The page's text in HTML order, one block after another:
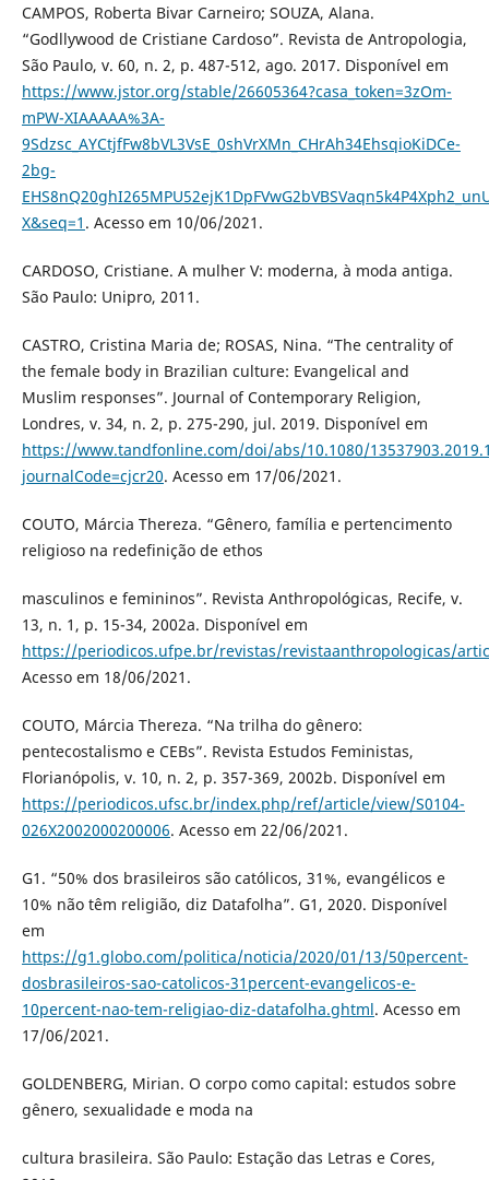
CAMPOS, Roberta Bivar Carneiro; SOUZA, Alana.
“Godllywood de Cristiane Cardoso”. Revista de Antropologia,
São Paulo, v. 60, n. 2, p. 487-512, ago. 2017. Disponível em
https://www.jstor.org/stable/26605364?casa_token=3zOm-
mPW-XIAAAAA%3A-
9Sdzsc_AYCtjfFw8bVL3VsE_0shVrXMn_CHrAh34EhsqioKiDCe-
2bg-
X&seq=1 . Acesso em 10/06/2021.
CARDOSO, Cristiane. A mulher V: moderna, à moda antiga.
São Paulo: Unipro, 2011.
CASTRO, Cristina Maria de; ROSAS, Nina. “The centrality of
the female body in Brazilian culture: Evangelical and
Muslim responses”. Journal of Contemporary Religion,
Londres, v. 34, n. 2, p. 275-290, jul. 2019. Disponível em
https://www.tandfonline.com/doi/abs/10.1080/
journalCode=cjcr20. Acesso em 17/06/2021.
COUTO, Márcia Thereza. “Gênero, família e pertencimento
religioso na redefinição de ethos
masculinos e femininos”. Revista Anthropológicas, Recife, v.
13, n. 1, p. 15-34, 2002a. Disponível em
https://periodicos.ufpe.br/revistas/revistaanthropologicas/
Acesso em 18/06/2021.
COUTO, Márcia Thereza. “Na trilha do gênero:
pentecostalismo e CEBs”. Revista Estudos Feministas,
Florianópolis, v. 10, n. 2, p. 357-369, 2002b. Disponível em
https://periodicos.ufsc.br/index.php/ref/article/view/S0104-
026X2002000200006. Acesso em 22/06/2021.
G1. “50% dos brasileiros são católicos, 31%, evangélicos e
10% não têm religião, diz Datafolha”. G1, 2020. Disponível
em
https://g1.globo.com/politica/noticia/2020/01/13/50percent-
dosbrasileiros-sao-catolicos-31percent-evangelicos-e-
10percent-nao-tem-religiao-diz-datafolha.ghtml. Acesso em
17/06/2021.
GOLDENBERG, Mirian. O corpo como capital: estudos sobre
gênero, sexualidade e moda na
cultura brasileira. São Paulo: Estação das Letras e Cores,